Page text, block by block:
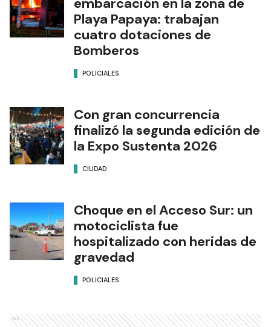
Playa Papaya: trabajan
cuatro dotaciones de
Bomberos
POLICIALES
Con gran concurrencia
finalizó la segunda edición de
la Expo Sustenta 2026
CIUDAD
Choque en el Acceso Sur: un
motociclista fue
hospitalizado con heridas de
gravedad
POLICIALES
Ads